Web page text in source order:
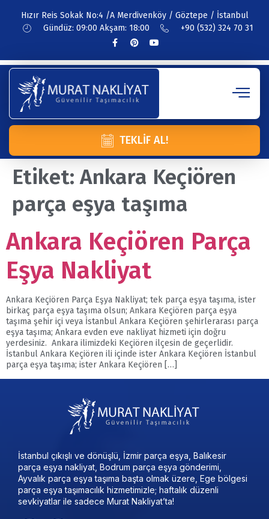
Hızır Reis Sokak No:4 /A Merdivenköy / Göztepe / İstanbul
Gündüz: 09:00 Akşam: 18:00
+90 (532) 324 70 31
TEKLIF AL!
Etiket:Ankara Keçiören
parça eşya taşıma
Ankara Keçiören Parça
Eşya Nakliyat
Ankara Keçiören Parça Eşya Nakliyat; tek parça eşya taşıma, ister
birkaç parça eşya taşıma olsun; Ankara Keçiören parça eşya
taşıma şehir içi veya İstanbul Ankara Keçiören şehirlerarası parça
eşya taşıma; Ankara evden eve nakliyat hizmeti için doğru
yerdesiniz. Ankara ilimizdeki Keçiören ilçesin de geçerlidir.
İstanbul Ankara Keçiören ili içinde ister Ankara Keçiören İstanbul
parça eşya taşıma; ister Ankara Keçiören […]
İstanbul çıkışlı ve dönüşlü, İzmir parça eşya, Balıkesir
parça eşya nakliyat, Bodrum parça eşya gönderimi,
Ayvalık parça eşya taşıma başta olmak üzere, Ege bölgesi
parça eşya taşımacılık hizmetimizle; haftalık düzenli
sevkiyatlar ile sadece Murat Nakliyat’ta!